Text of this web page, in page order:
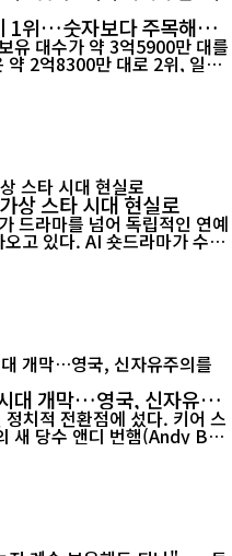
1위…숫자보다 주목해야
유 대수가 약 3억5900만 대를
약 2억8300만 대로 2위, 일본
대, 독일은 약 5300만 대로
자동차 숫자를 겨루는 경쟁이
, 도시 구조, 교통 인프라, 국
과라는 점에서 더욱 주목된
상 스타 시대 현실로
드라마를 넘어 독립적인 연예
고 있다. AI 숏드라마가 수억
릭터가 실제 SNS에서 팬덤을
이 등장했다. 업계에서는 이
업의 제작·유통 방식을 바
대 개막…영국, 신자유주
치적 전환점에 섰다. 키어 스
새 당수 앤디 번햄(Andy Bur
명을 받아 총리에 취임했다.
정권 교체는 영국 정치의 불
인근 노동자
터맨체스터 시장을 지...